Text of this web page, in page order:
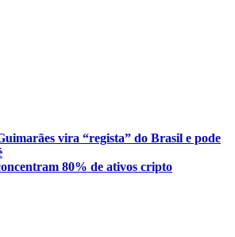
vira “regista” do Brasil e pode
80% de ativos cripto